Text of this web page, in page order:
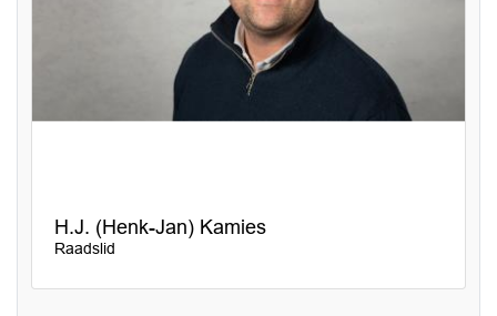
H.J. (Henk-Jan) Kamies
Raadslid